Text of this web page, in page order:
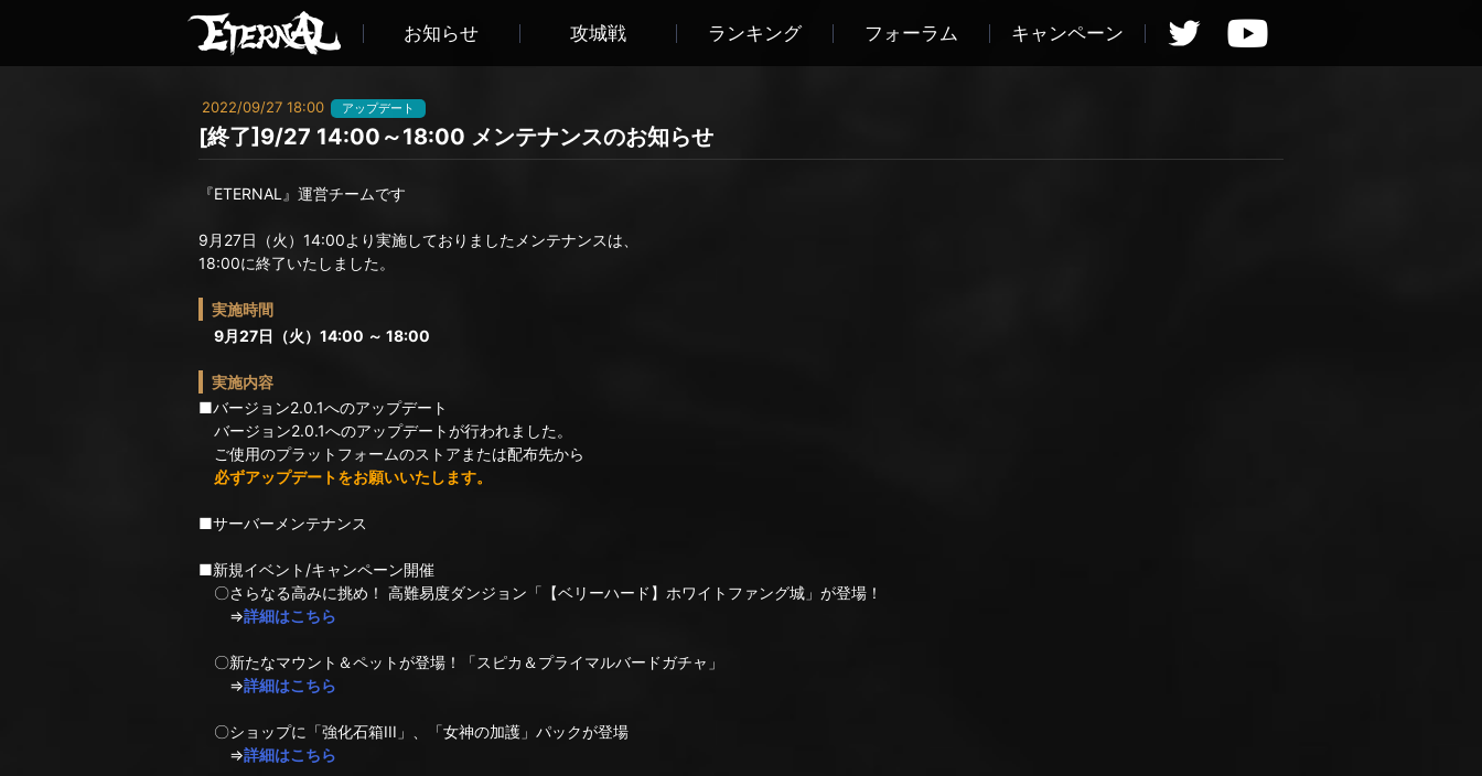
お知らせ 攻城戦 ランキング フォーラム キャンペーン
2022/09/27 18:00 アップデート
[終了]9/27 14:00～18:00 メンテナンスのお知らせ
『ETERNAL』運営チームです
9月27日（火）14:00より実施しておりましたメンテナンスは、
18:00に終了いたしました。
実施時間
9月27日（火）14:00 ～ 18:00
実施内容
■バージョン2.0.1へのアップデート
バージョン2.0.1へのアップデートが行われました。
ご使用のプラットフォームのストアまたは配布先から
必ずアップデートをお願いいたします。
■サーバーメンテナンス
■新規イベント/キャンペーン開催
〇さらなる高みに挑め！ 高難易度ダンジョン「【ベリーハード】ホワイトファング城」が登場！
⇒詳細はこちら
〇新たなマウント＆ペットが登場！「スピカ＆プライマルバードガチャ」
⇒詳細はこちら
〇ショップに「強化石箱III」、「女神の加護」パックが登場
⇒詳細はこちら